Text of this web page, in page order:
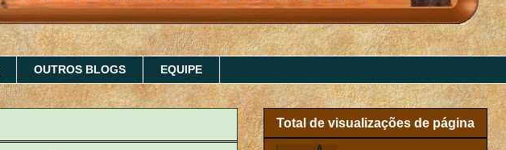
OUTROS BLOGS EQUIPE
Total de visualizações de página